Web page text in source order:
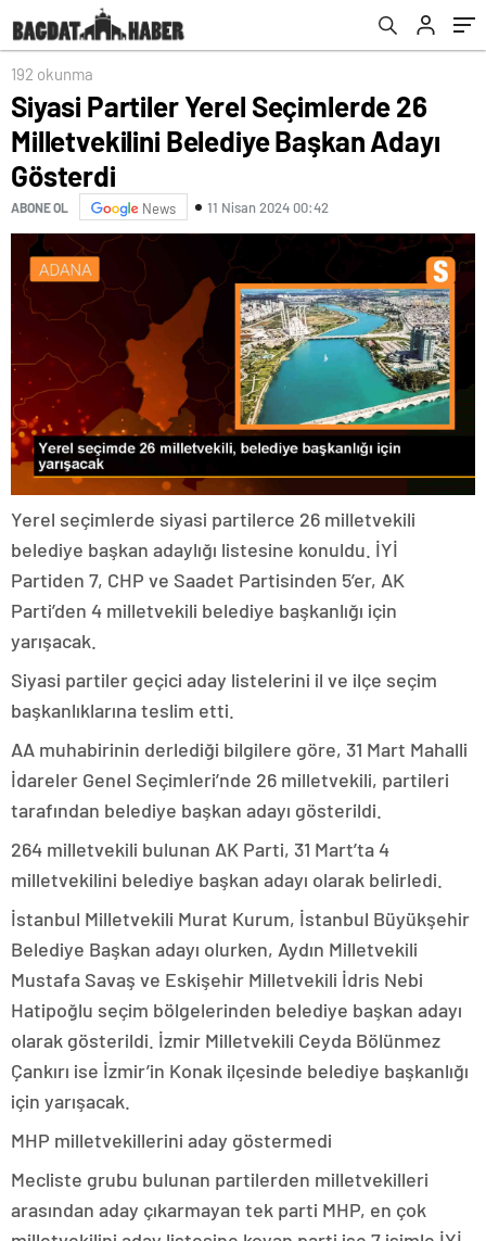
Gösterdi
192 okunma
Siyasi Partiler Yerel Seçimlerde 26
Milletvekilini Belediye Başkan Adayı
Gösterdi
ABONE OL News 11 Nisan 2024 00:42
Yerel seçimlerde siyasi partilerce 26 milletvekili
belediye başkan adaylığı listesine konuldu. İYİ
Partiden 7, CHP ve Saadet Partisinden 5’er, AK
Parti’den 4 milletvekili belediye başkanlığı için
yarışacak.
Siyasi partiler geçici aday listelerini il ve ilçe seçim
başkanlıklarına teslim etti.
AA muhabirinin derlediği bilgilere göre, 31 Mart Mahalli
İdareler Genel Seçimleri’nde 26 milletvekili, partileri
tarafından belediye başkan adayı gösterildi.
264 milletvekili bulunan AK Parti, 31 Mart’ta 4
milletvekilini belediye başkan adayı olarak belirledi.
İstanbul Milletvekili Murat Kurum, İstanbul Büyükşehir
Belediye Başkan adayı olurken, Aydın Milletvekili
Mustafa Savaş ve Eskişehir Milletvekili İdris Nebi
Hatipoğlu seçim bölgelerinden belediye başkan adayı
olarak gösterildi. İzmir Milletvekili Ceyda Bölünmez
Çankırı ise İzmir’in Konak ilçesinde belediye başkanlığı
için yarışacak.
MHP milletvekillerini aday göstermedi
Mecliste grubu bulunan partilerden milletvekilleri
arasından aday çıkarmayan tek parti MHP, en çok